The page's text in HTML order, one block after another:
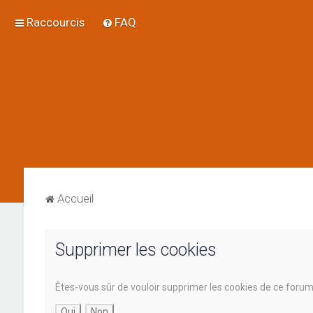
Raccourcis FAQ
Accueil
Supprimer les cookies
Êtes-vous sûr de vouloir supprimer les cookies de ce